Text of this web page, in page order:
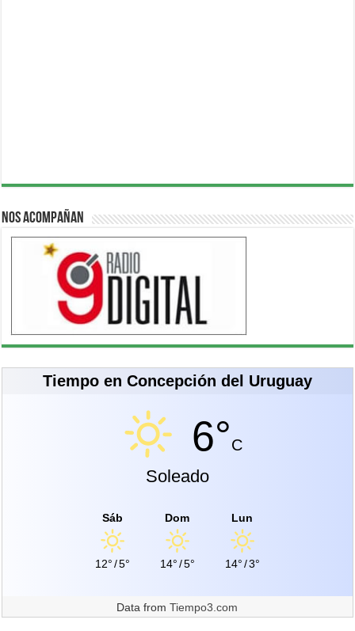
Nos acompañan
Tiempo en Concepción del Uruguay
6°C
Soleado
Sáb
12°/5°
Dom
14°/5°
Lun
14°/3°
Data fromTiempo3.com